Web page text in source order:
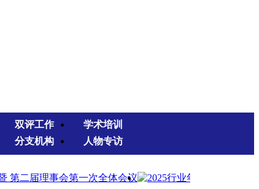
双评工作
学术培训
分支机构
人物专访